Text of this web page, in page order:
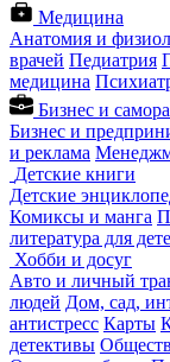
Медицина
Анатомия и
врачей Педиатрия
медицина
Бизнес и
Бизнес и
и реклама
Детские книги
Детские
Комиксы и манга
литература для
Хобби и досуг
Авто и личный
людей Дом, сад,
антистресс Карты
детективы